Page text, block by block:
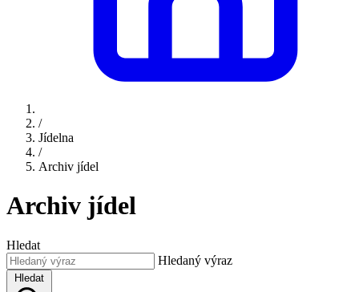
/
Jídelna
/
Archiv jídel
Archiv jídel
Hledat
Hledaný výraz
Hledat